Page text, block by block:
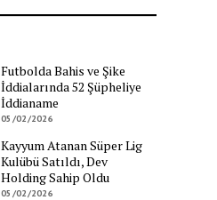
Futbolda Bahis ve Şike
İddialarında 52 Şüpheliye
İddianame
05/02/2026
Kayyum Atanan Süper Lig
Kulübü Satıldı, Dev
Holding Sahip Oldu
05/02/2026